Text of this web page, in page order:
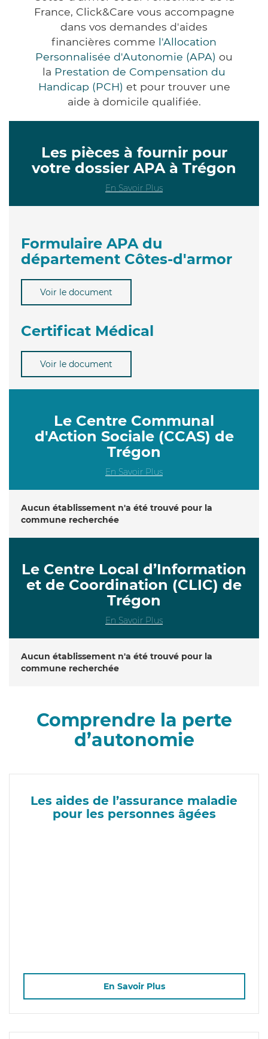
France, Click&Care vous accompagne
dans vos demandes d'aides
financières comme l'Allocation
Personnalisée d'Autonomie (APA) ou
la Prestation de Compensation du
Handicap (PCH) et pour trouver une
aide à domicile qualifiée.
Les pièces à fournir pour
votre dossier APA à Trégon
En Savoir Plus
Formulaire APA du
département Côtes-d'armor
Voir le document
Certificat Médical
Voir le document
Le Centre Communal
d'Action Sociale (CCAS) de
Trégon
En Savoir Plus
Aucun établissement n'a été trouvé pour la
commune recherchée
Le Centre Local d’Information
et de Coordination (CLIC) de
Trégon
En Savoir Plus
Aucun établissement n'a été trouvé pour la
commune recherchée
Comprendre la perte
d’autonomie
Les aides de l’assurance maladie
pour les personnes âgées
En Savoir Plus